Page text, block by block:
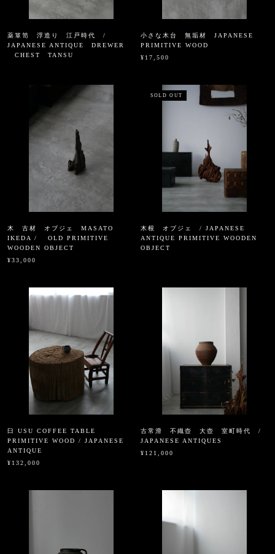
薬箪笥 浮造り 江戸時代 /
JAPANESE ANTIQUE DREWER
CHEST TANSU
小さな木台 無垢材 JAPANESE
PRIMITIVE WOOD
¥17,500
木 古材 オブジェ MASATO
IKEDA / OLD PRIMITIVE
WOODEN OBJECT
¥33,000
SOLD OUT
木根 オブジェ / JAPANESE
ANTIQUE PRIMITIVE WOODEN
OBJECT
臼 USU COFFEE TABLE
PRIMITIVE WOOD / JAPANESE
ANTIQUE
¥132,000
古常滑 不織壺 大壺 室町時代 /
JAPANESE ANTIQUES
¥121,000